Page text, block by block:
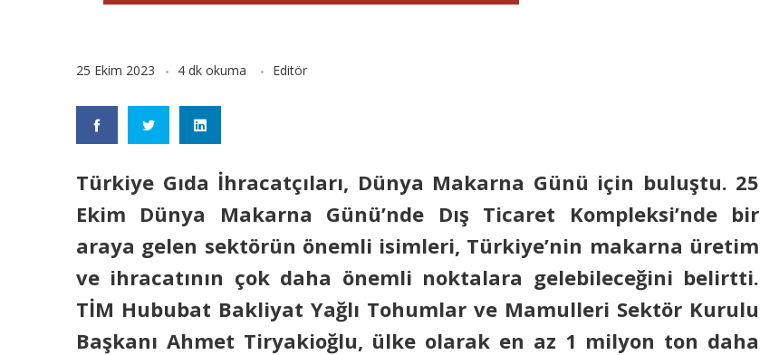
25 Ekim 2023 4 dk okuma Editör
Türkiye Gıda İhracatçıları, Dünya Makarna Günü için buluştu. 25
Ekim Dünya Makarna Günü’nde Dış Ticaret Kompleksi’nde bir
araya gelen sektörün önemli isimleri, Türkiye’nin makarna üretim
ve ihracatının çok daha önemli noktalara gelebileceğini belirtti.
TİM Hububat Bakliyat Yağlı Tohumlar ve Mamulleri Sektör Kurulu
Başkanı Ahmet Tiryakioğlu, ülke olarak en az 1 milyon ton daha